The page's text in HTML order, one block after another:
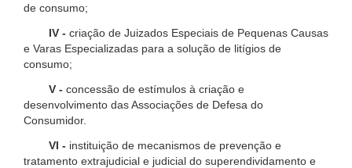
de consumo;
IV - criação de Juizados Especiais de Pequenas Causas
e Varas Especializadas para a solução de litígios de
consumo;
V - concessão de estímulos à criação e
desenvolvimento das Associações de Defesa do
Consumidor.
VI - instituição de mecanismos de prevenção e
tratamento extrajudicial e judicial do superendividamento e